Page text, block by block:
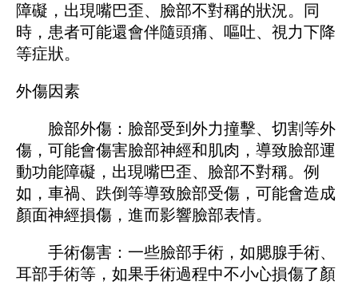
障礙，出現嘴巴歪、臉部不對稱的狀況。同
時，患者可能還會伴隨頭痛、嘔吐、視力下降
等症狀。
外傷因素
臉部外傷：臉部受到外力撞擊、切割等外
傷，可能會傷害臉部神經和肌肉，導致臉部運
動功能障礙，出現嘴巴歪、臉部不對稱。例
如，車禍、跌倒等導致臉部受傷，可能會造成
顏面神經損傷，進而影響臉部表情。
手術傷害：一些臉部手術，如腮腺手術、
耳部手術等，如果手術過程中不小心損傷了顏